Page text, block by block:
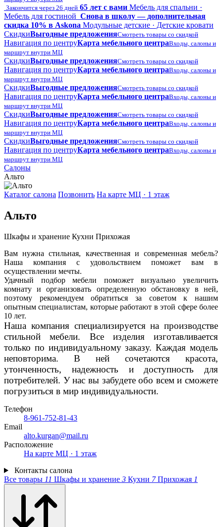
Закончится через 26 дней 65 лет с вами Мебель для спальни ·
Мебель для гостиной Снова в школу — дополнительная
скидка 10% в Askona Модульные детские · Детские кровати
СкидкиВыгодные предложенияСмотреть товары со скидкой
Навигация по центруКарта мебельного центраВходы, салоны и
маршрут внутри МЦ
СкидкиВыгодные предложенияСмотреть товары со скидкой
Навигация по центруКарта мебельного центраВходы, салоны и
маршрут внутри МЦ
СкидкиВыгодные предложенияСмотреть товары со скидкой
Навигация по центруКарта мебельного центраВходы, салоны и
маршрут внутри МЦ
СкидкиВыгодные предложенияСмотреть товары со скидкой
Навигация по центруКарта мебельного центраВходы, салоны и
маршрут внутри МЦ
СкидкиВыгодные предложенияСмотреть товары со скидкой
Навигация по центруКарта мебельного центраВходы, салоны и
маршрут внутри МЦ
Салоны
Альто
Каталог салона Позвонить На карте МЦ · 1 этаж
Альто
Шкафы и хранение Кухни Прихожая
Вам нужна стильная, качественная и современная мебель?
Наша компания с удовольствием поможет вам в
осуществлении мечты.
Удачный подбор мебели поможет визуально увеличить
комнату и организовать определенную обстановку в ней,
поэтому рекомендуем обратиться за советом к нашим
опытным специалистам, которые работают в этой сфере более
10 лет.
Наша компания специализируется на производстве
стильной мебели. Все изделия изготавливается
только по индивидуальному заказу. Каждая модель
неповторима. В ней сочетаются красота,
утонченность, надежность и доступность для
потребителей. У нас вы забудете обо всем и сможете
погрузиться в мир индивидуальности.
Телефон
8-961-752-81-43
Email
alto.kurgan@mail.ru
Расположение
На карте МЦ · 1 этаж
Контакты салона
Все товары 11 Шкафы и хранение 3 Кухни 7 Прихожая 1